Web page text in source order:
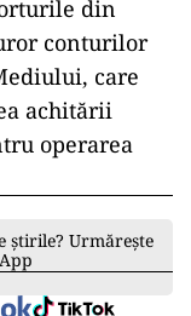
din
conturilor
care
achitării
operarea
știrile? Urmărește